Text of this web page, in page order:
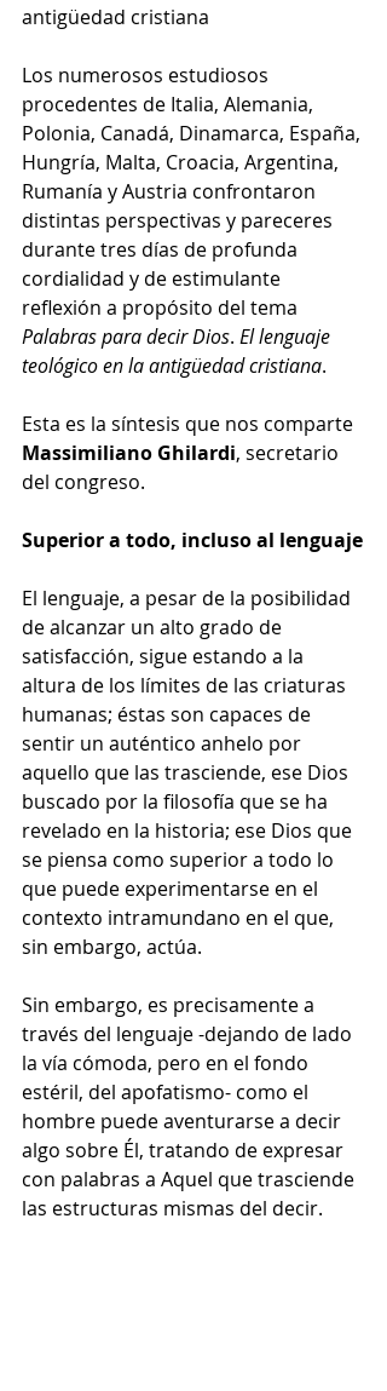
antigüedad cristiana
Los numerosos estudiosos
procedentes de Italia, Alemania,
Polonia, Canadá, Dinamarca, España,
Hungría, Malta, Croacia, Argentina,
Rumanía y Austria confrontaron
distintas perspectivas y pareceres
durante tres días de profunda
cordialidad y de estimulante
reflexión a propósito del tema
Palabras para decir Dios. El lenguaje
teológico en la antigüedad cristiana.
Esta es la síntesis que nos comparte
Massimiliano Ghilardi, secretario
del congreso.
Superior a todo, incluso al lenguaje
El lenguaje, a pesar de la posibilidad
de alcanzar un alto grado de
satisfacción, sigue estando a la
altura de los límites de las criaturas
humanas; éstas son capaces de
sentir un auténtico anhelo por
aquello que las trasciende, ese Dios
buscado por la filosofía que se ha
revelado en la historia; ese Dios que
se piensa como superior a todo lo
que puede experimentarse en el
contexto intramundano en el que,
sin embargo, actúa.
Sin embargo, es precisamente a
través del lenguaje -dejando de lado
la vía cómoda, pero en el fondo
estéril, del apofatismo- como el
hombre puede aventurarse a decir
algo sobre Él, tratando de expresar
con palabras a Aquel que trasciende
las estructuras mismas del decir.